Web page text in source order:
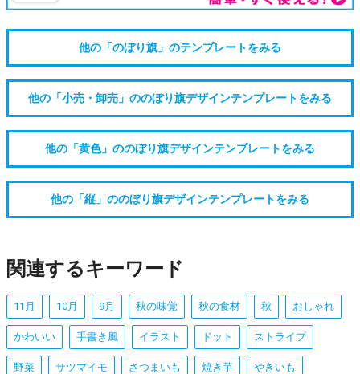
他の「のぼり旗」のテンプレートをみる
他の「小売・卸売」ののぼり旗デザインテンプレートをみる
他の「黄色」ののぼり旗デザインテンプレートをみる
他の「縦」ののぼり旗デザインテンプレートをみる
関連するキーワード
11月 10月 9月 秋の味覚 秋の食材 秋 おしゃれ
かわいい 手書き風 イラスト ドット ストライプ
野菜 サツマイモ さつまいも 焼き芋 やきいも